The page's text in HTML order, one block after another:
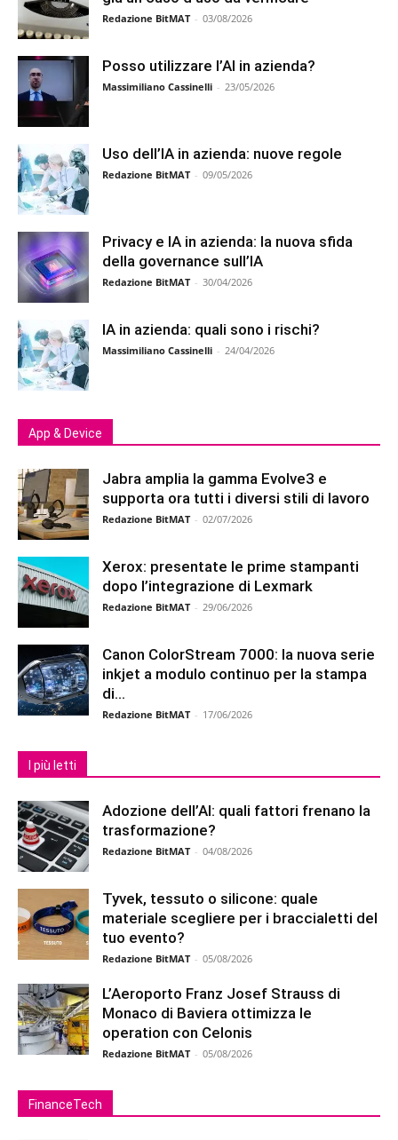
Redazione BitMAT - 03/08/2026
Posso utilizzare l’AI in azienda?
Massimiliano Cassinelli - 23/05/2026
Uso dell’IA in azienda: nuove regole
Redazione BitMAT - 09/05/2026
Privacy e IA in azienda: la nuova sfida
della governance sull’IA
Redazione BitMAT - 30/04/2026
IA in azienda: quali sono i rischi?
Massimiliano Cassinelli - 24/04/2026
App & Device
Jabra amplia la gamma Evolve3 e
supporta ora tutti i diversi stili di lavoro
Redazione BitMAT - 02/07/2026
Xerox: presentate le prime stampanti
dopo l’integrazione di Lexmark
Redazione BitMAT - 29/06/2026
Canon ColorStream 7000: la nuova serie
inkjet a modulo continuo per la stampa
di...
Redazione BitMAT - 17/06/2026
I più letti
Adozione dell’AI: quali fattori frenano la
trasformazione?
Redazione BitMAT - 04/08/2026
Tyvek, tessuto o silicone: quale
materiale scegliere per i braccialetti del
tuo evento?
Redazione BitMAT - 05/08/2026
L’Aeroporto Franz Josef Strauss di
Monaco di Baviera ottimizza le
operation con Celonis
Redazione BitMAT - 05/08/2026
FinanceTech